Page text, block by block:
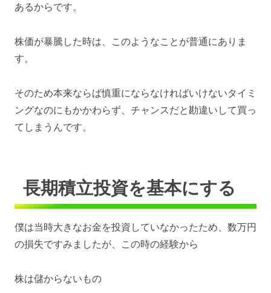
あるからです。
株価が暴騰した時は、このようなことが普通にありま
す。
そのため本来ならば慎重にならなければいけないタイミ
ングなのにもかかわらず、チャンスだと勘違いして買っ
てしまうんです。
長期積立投資を基本にする
僕は当時大きなお金を投資していなかったため、数万円
の損失ですみましたが、この時の経験から
株は儲からないもの